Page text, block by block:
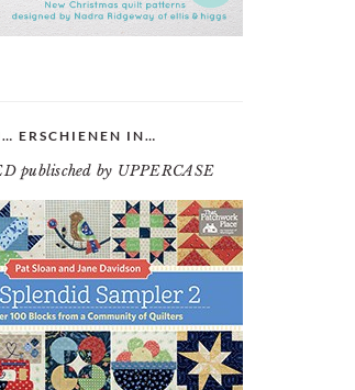
ERSCHIENEN IN…
publisched by UPPERCASE